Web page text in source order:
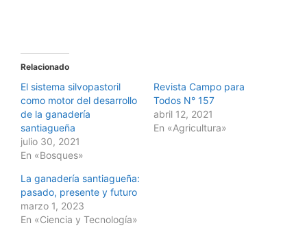
Relacionado
El sistema silvopastoril
como motor del desarrollo
de la ganadería
santiagueña
julio 30, 2021
En «Bosques»
Revista Campo para
Todos N° 157
abril 12, 2021
En «Agricultura»
La ganadería santiagueña:
pasado, presente y futuro
marzo 1, 2023
En «Ciencia y Tecnología»